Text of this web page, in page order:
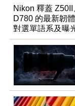
Nikon 釋蓋
D780 的最新韌
對選單語系及曝
行修復